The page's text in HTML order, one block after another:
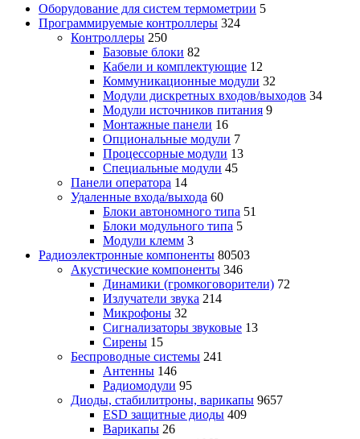
Оборудование для систем термометрии 5
Программируемые контроллеры 324
Контроллеры 250
Базовые блоки 82
Кабели и комплектующие 12
Коммуникационные модули 32
Модули дискретных входов/выходов 34
Модули источников питания 9
Монтажные панели 16
Опциональные модули 7
Процессорные модули 13
Специальные модули 45
Панели оператора 14
Удаленные входа/выхода 60
Блоки автономного типа 51
Блоки модульного типа 5
Модули клемм 3
Радиоэлектронные компоненты 80503
Акустические компоненты 346
Динамики (громкоговорители) 72
Излучатели звука 214
Микрофоны 32
Сигнализаторы звуковые 13
Сирены 15
Беспроводные системы 241
Антенны 146
Радиомодули 95
Диоды, стабилитроны, варикапы 9657
ESD защитные диоды 409
Варикапы 26